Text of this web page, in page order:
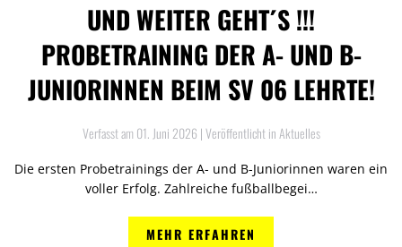
UND WEITER GEHT´S !!!
PROBETRAINING DER A- UND B-
JUNIORINNEN BEIM SV 06 LEHRTE!
Verfasst am 01. Juni 2026 | Veröffentlicht inAktuelles
Die ersten Probetrainings der A- und B-Juniorinnen waren ein
voller Erfolg. Zahlreiche fußballbegei…
MEHR ERFAHREN